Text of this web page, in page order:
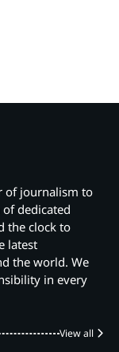
of journalism to
dedicated
the clock to
latest
the world. We
in every
View all